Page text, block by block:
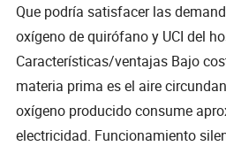
Que podría satisfacer las
oxígeno de quirófano y UCI del
Características/ventajas Bajo
materia prima es el aire
oxígeno producido consume
electricidad. Funcionamiento